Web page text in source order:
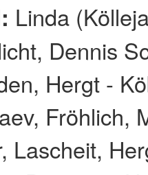
Linda
Dennis
Hergt -
Fröhlich,
Lascheit,